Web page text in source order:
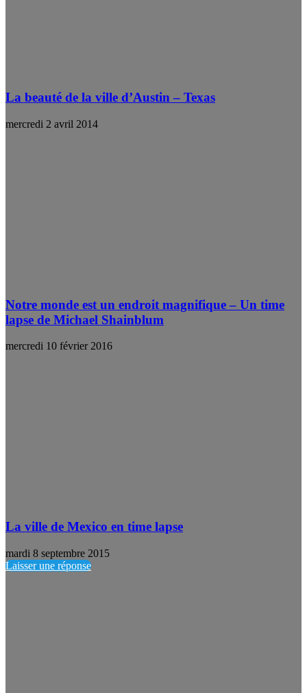
La beauté de la ville d’Austin – Texas
mercredi 2 avril 2014
Notre monde est un endroit magnifique – Un time
lapse de Michael Shainblum
mercredi 10 février 2016
La ville de Mexico en time lapse
mardi 8 septembre 2015
Laisser une réponse